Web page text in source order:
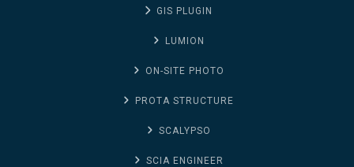
GIS PLUGIN
LUMION
ON-SITE PHOTO
PROTA STRUCTURE
SCALYPSO
SCIA ENGINEER